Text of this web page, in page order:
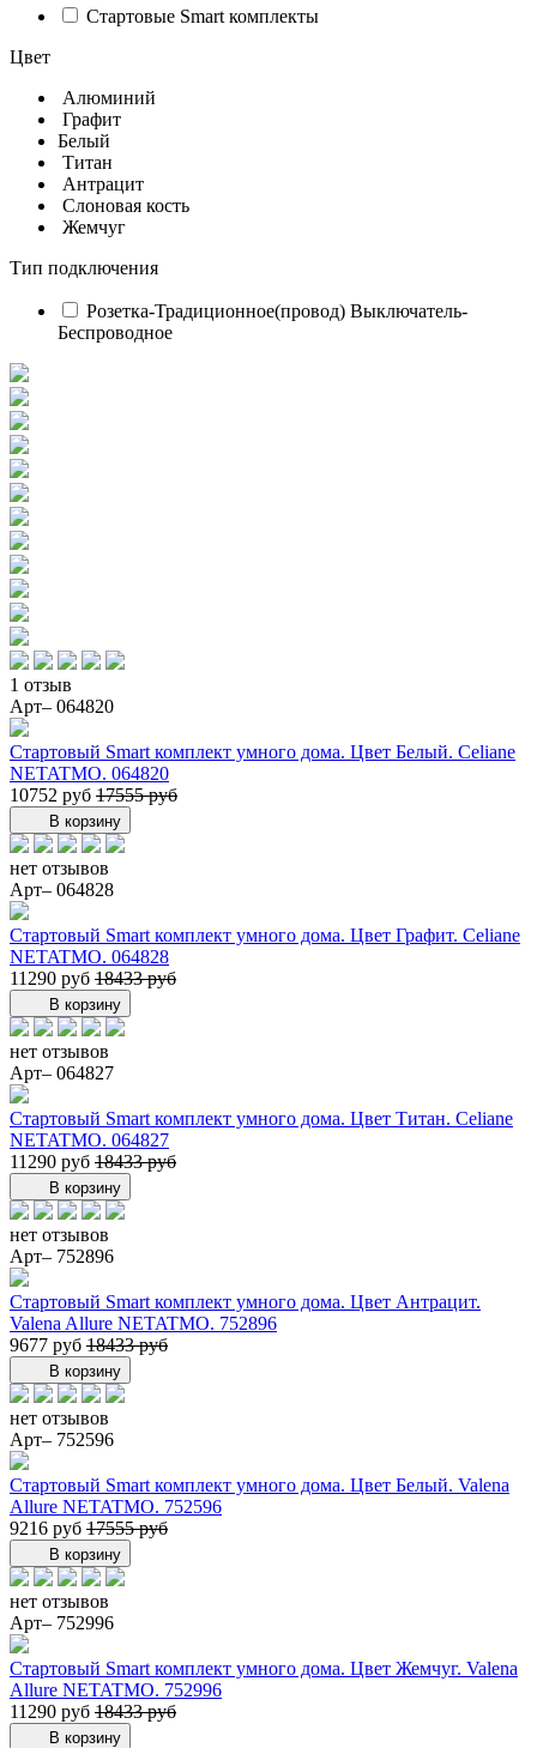
Стартовые Smart комплекты
Цвет
Алюминий
Графит
Белый
Титан
Антрацит
Слоновая кость
Жемчуг
Тип подключения
Розетка-Традиционное(провод) Выключатель-
Беспроводное
1 отзыв
Арт– 064820
Стартовый Smart комплект умного дома. Цвет Белый. Celiane
NETATMO. 064820
10752 руб 17555 руб
В корзину
нет отзывов
Арт– 064828
Стартовый Smart комплект умного дома. Цвет Графит. Celiane
NETATMO. 064828
11290 руб 18433 руб
В корзину
нет отзывов
Арт– 064827
Стартовый Smart комплект умного дома. Цвет Титан. Celiane
NETATMO. 064827
11290 руб 18433 руб
В корзину
нет отзывов
Арт– 752896
Стартовый Smart комплект умного дома. Цвет Антрацит.
Valena Allure NETATMO. 752896
9677 руб 18433 руб
В корзину
нет отзывов
Арт– 752596
Стартовый Smart комплект умного дома. Цвет Белый. Valena
Allure NETATMO. 752596
9216 руб 17555 руб
В корзину
нет отзывов
Арт– 752996
Стартовый Smart комплект умного дома. Цвет Жемчуг. Valena
Allure NETATMO. 752996
11290 руб 18433 руб
В корзину